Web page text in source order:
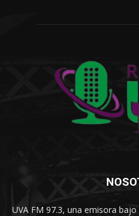
UVA FM 97.3, una emisora